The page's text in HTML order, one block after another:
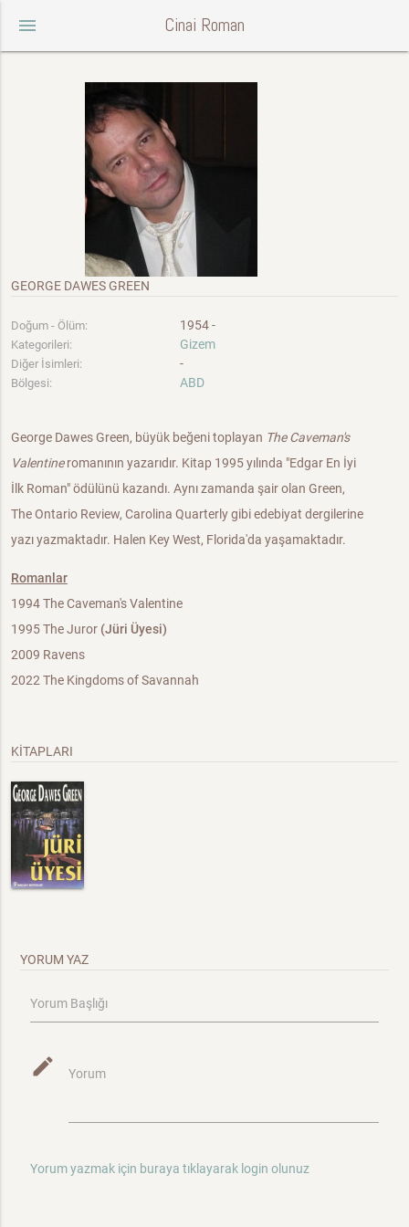
menu Cinai Roman
GEORGE DAWES GREEN
Doğum - Ölüm: 1954 -
Kategorileri: Gizem
Diğer İsimleri: -
Bölgesi: ABD
George Dawes Green, büyük beğeni toplayan The Caveman's
Valentineromanının yazarıdır. Kitap 1995 yılında "Edgar En İyi
İlk Roman" ödülünü kazandı. Aynı zamanda şair olan Green,
The Ontario Review, Carolina Quarterly gibi edebiyat dergilerine
yazı yazmaktadır. Halen Key West, Florida'da yaşamaktadır.
Romanlar
1994 The Caveman's Valentine
1995 The Juror (Jüri Üyesi)
2009 Ravens
2022 The Kingdoms of Savannah
KİTAPLARI
YORUM YAZ
Yorum Başlığı
mode_edit Yorum
Yorum yazmak için buraya tıklayarak login olunuz